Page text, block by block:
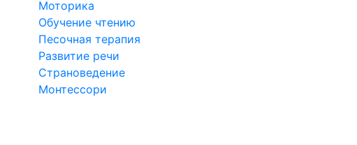
Моторика
Обучение чтению
Песочная терапия
Развитие речи
Страноведение
Монтессори